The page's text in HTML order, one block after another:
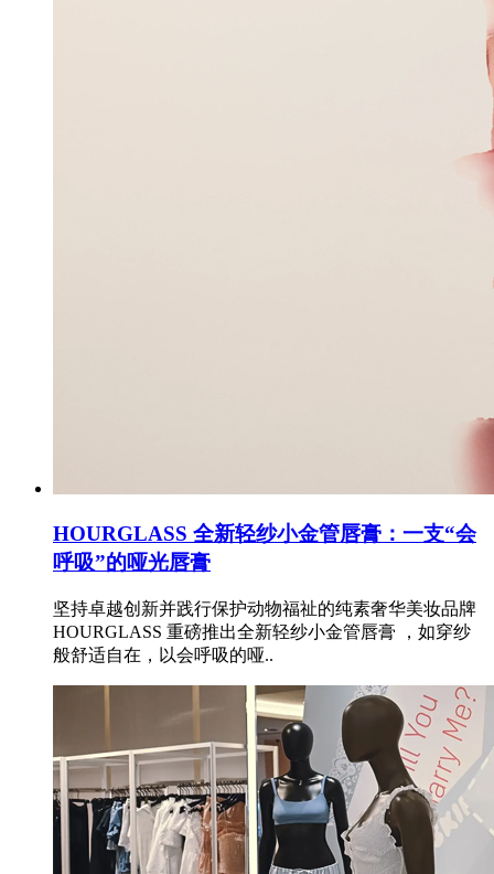
HOURGLASS 全新轻纱小金管唇膏：一支“会
呼吸”的哑光唇膏
坚持卓越创新并践行保护动物福祉的纯素奢华美妆品牌
HOURGLASS 重磅推出全新轻纱小金管唇膏 ，如穿纱
般舒适自在，以会呼吸的哑..